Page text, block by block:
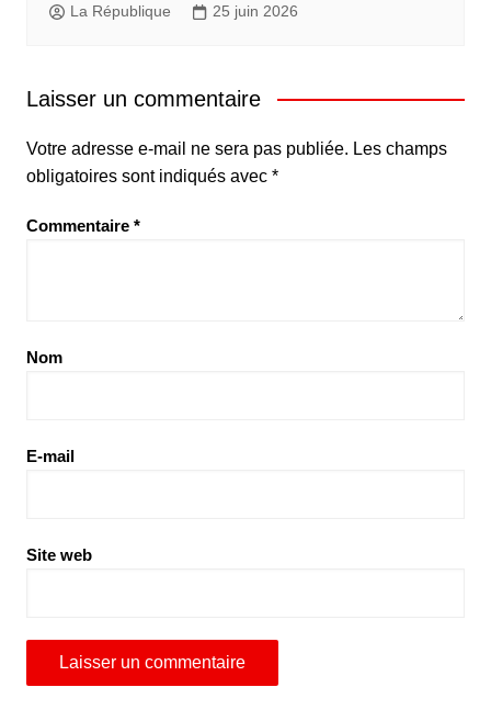
La République 25 juin 2026
Laisser un commentaire
Votre adresse e-mail ne sera pas publiée. Les champs
obligatoires sont indiqués avec *
Commentaire *
Nom
E-mail
Site web